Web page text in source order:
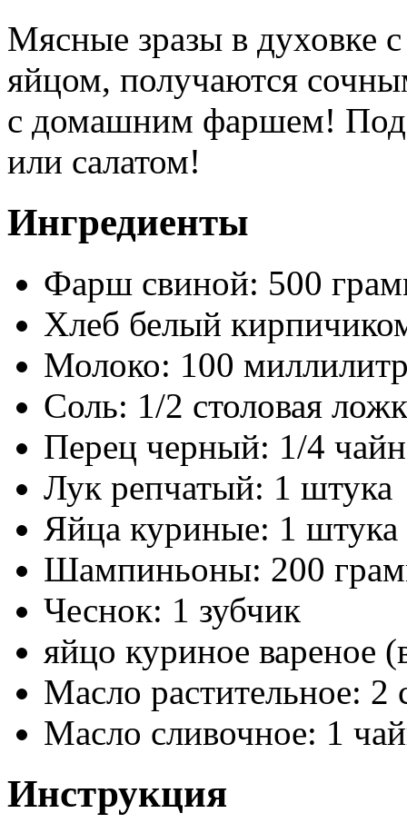
Мясные зразы в духовке
яйцом, получаются
с домашним фаршем!
или салатом!
Ингредиенты
Фарш свиной: 500
Хлеб белый
Молоко: 100
Соль: 1/2 столовая
Перец черный: 1/4
Лук репчатый: 1 штука
Яйца куриные: 1 штука
Шампиньоны: 200
Чеснок: 1 зубчик
яйцо куриное вареное
Масло растительное: 2
Масло сливочное: 1
Инструкция